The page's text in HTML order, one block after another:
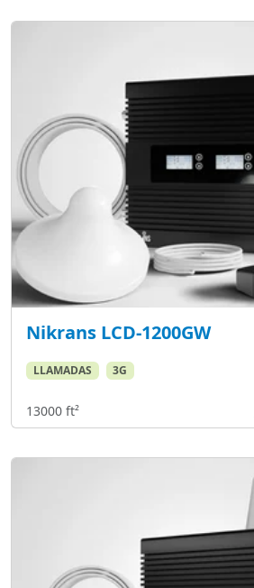
Nikrans LCD-1200GW
LLAMADAS 3G
13000 ft²